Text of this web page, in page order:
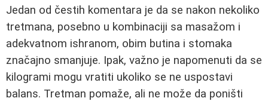
Jedan od čestih komentara je da se nakon nekoliko
tretmana, posebno u kombinaciji sa masažom i
adekvatnom ishranom, obim butina i stomaka
značajno smanjuje. Ipak, važno je napomenuti da se
kilogrami mogu vratiti ukoliko se ne uspostavi
balans. Tretman pomaže, ali ne može da poništi